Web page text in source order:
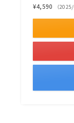
¥4,590
（